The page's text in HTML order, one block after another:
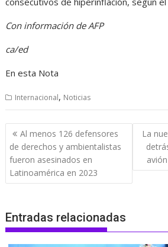
Con información de AFP
ca/ed
En esta Nota
Internacional, Noticias
Navegación
de
entradas
Al menos 126 defensores
de derechos y ambientalistas
fueron asesinados en
Latinoamérica en 2023
La
Entradas relacionadas